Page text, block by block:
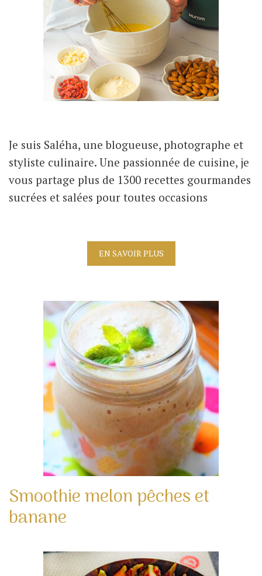
Je suis Saléha, une blogueuse, photographe et
styliste culinaire. Une passionnée de cuisine, je
vous partage plus de 1300 recettes gourmandes
sucrées et salées pour toutes occasions
EN SAVOIR PLUS
Smoothie melon pêches et
banane